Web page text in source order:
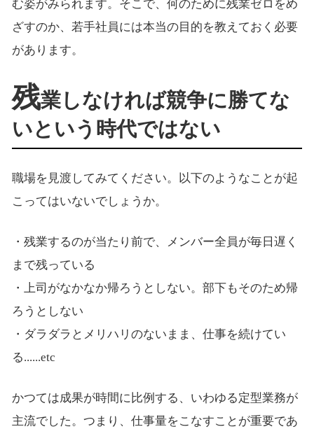
む姿がみられます。そこで、何のために残業ゼロをめ
ざすのか、若手社員には本当の目的を教えておく必要
があります。
残業しなければ競争に勝てな
いという時代ではない
職場を見渡してみてください。以下のようなことが起
こってはいないでしょうか。
・残業するのが当たり前で、メンバー全員が毎日遅く
まで残っている
・上司がなかなか帰ろうとしない。部下もそのため帰
ろうとしない
・ダラダラとメリハリのないまま、仕事を続けてい
る......etc
かつては成果が時間に比例する、いわゆる定型業務が
主流でした。つまり、仕事量をこなすことが重要であ